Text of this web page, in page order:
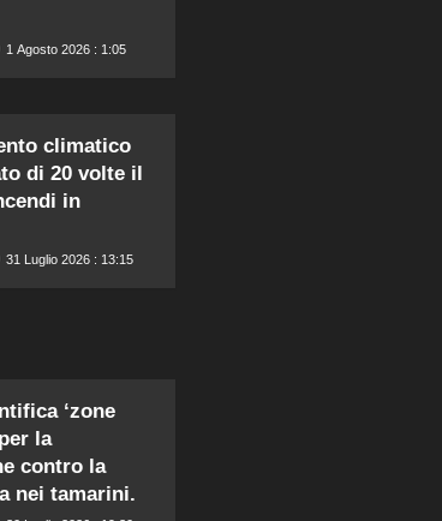
1 Agosto 2026 : 1:05
climatico
di 20 volte il
in
31 Luglio 2026 : 13:15
‘zone
la
contro la
nei tamarini.